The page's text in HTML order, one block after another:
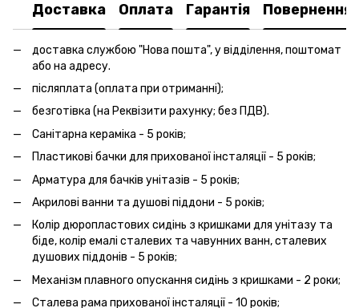
Доставка Оплата Гарантія Повернення
доставка службою "Нова пошта", у відділення, поштомат
або на адресу.
післяплата (оплата при отриманні);
безготівка (на Реквізити рахунку; без ПДВ).
Санітарна кераміка - 5 років;
Пластикові бачки для прихованої інсталяції - 5 років;
Арматура для бачків унітазів - 5 років;
Акрилові ванни та душові піддони - 5 років;
Колір дюропластових сидінь з кришками для унітазу та
біде, колір емалі сталевих та чавунних ванн, сталевих
душових піддонів - 5 років;
Механізм плавного опускання сидінь з кришками - 2 роки;
Сталева рама прихованої інсталяції - 10 років;